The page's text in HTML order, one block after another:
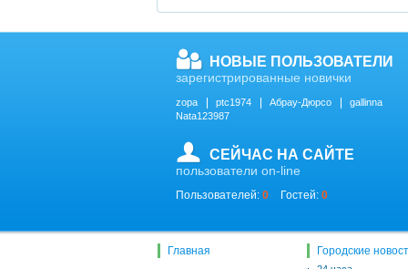
НОВЫЕ ПОЛЬЗОВАТЕЛИ
зарегистрированные новички
zopa ptc1974 Абрау-Дюрсо
gallinna
Nata123987
СЕЙЧАС НА САЙТЕ
пользователи on-line
Пользователей: 0 Гостей: 0
Главная Городские